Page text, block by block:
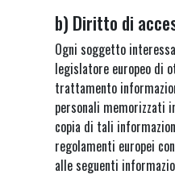
b) Diritto di
Ogni soggetto
legislatore europeo di
trattamento
personali memorizzati
copia di tali
regolamenti europei
alle seguenti